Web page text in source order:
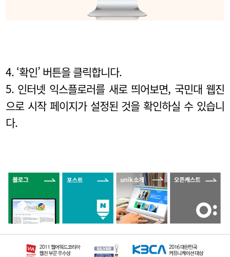
4. ‘확인’ 버튼을 클릭합니다.
5. 인터넷 익스플로러를 새로 띄어보면, 국민대 웹진
으로 시작 페이지가 설정된 것을 확인하실 수 있습니
다.